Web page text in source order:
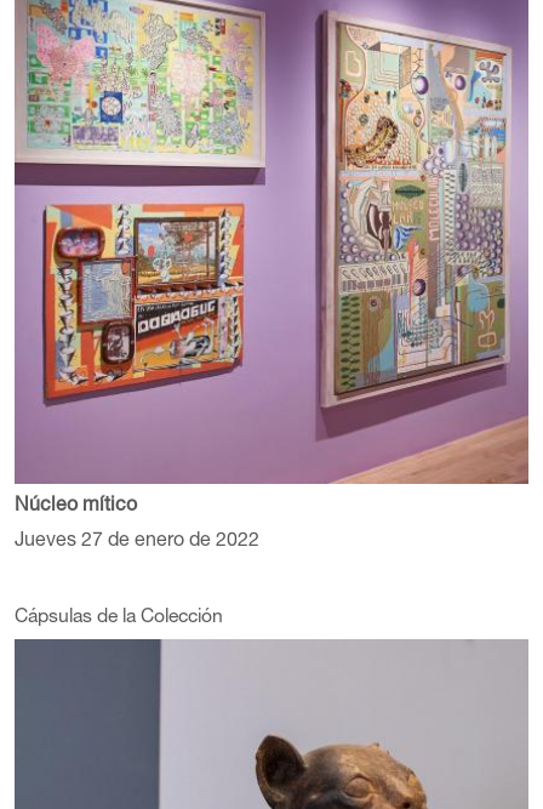
Núcleo mítico
Jueves 27 de enero de 2022
Cápsulas de la Colección